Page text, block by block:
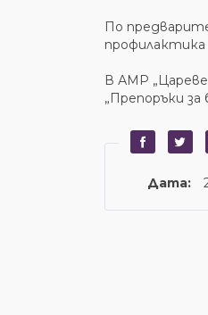
По
профилактика
В АМР
„Препоръки
Дата: